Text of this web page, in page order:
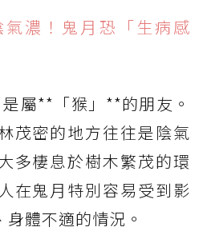
濃！鬼月恐「生病感
屬**「猴」**的朋友。
茂密的地方往往是陰氣
多棲息於樹木繁茂的環
在鬼月特別容易受到影
體不適的情況。